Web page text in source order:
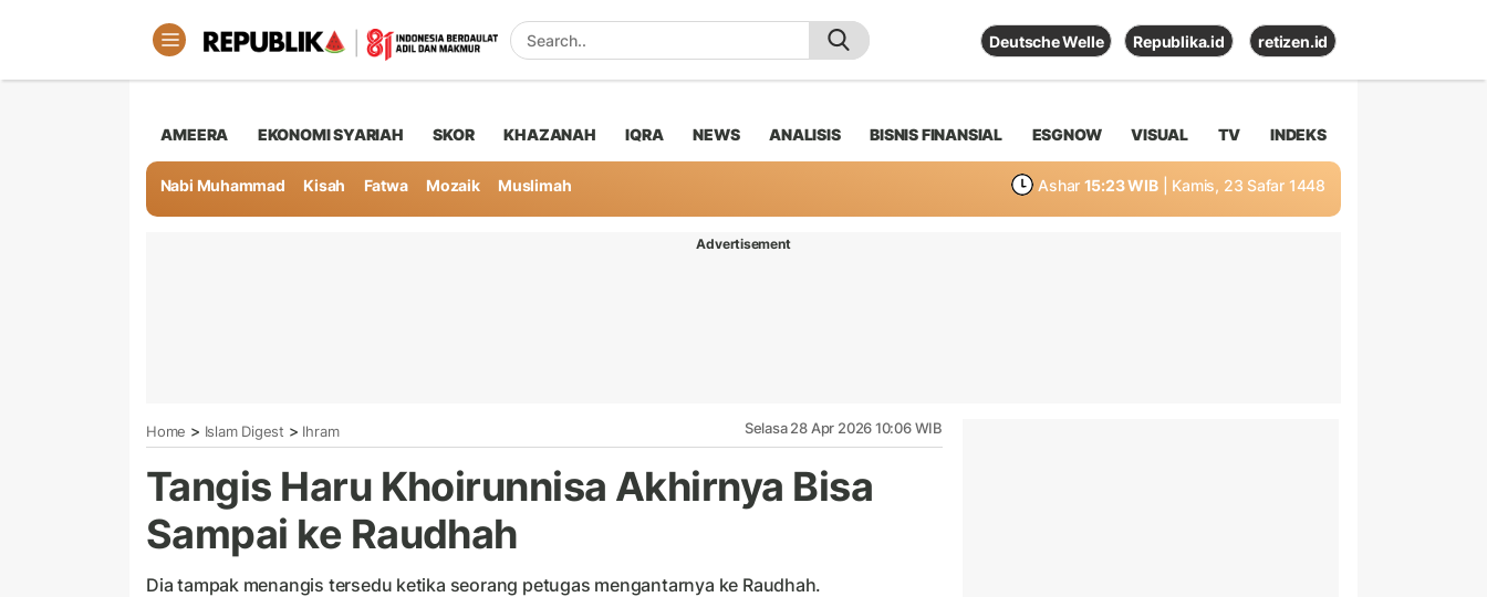
Deutsche Welle Republika.id retizen.id
AMEERA EKONOMI SYARIAH SKOR KHAZANAH IQRA NEWS ANALISIS BISNIS FINANSIAL ESGNOW VISUAL TV INDEKS
Nabi Muhammad Kisah Fatwa Mozaik Muslimah Ashar 15:23 WIB | Kamis, 23 Safar 1448
Advertisement
Home > Islam Digest > Ihram Selasa 28 Apr 2026 10:06 WIB
Tangis Haru Khoirunnisa Akhirnya Bisa
Sampai ke Raudhah
Dia tampak menangis tersedu ketika seorang petugas mengantarnya ke Raudhah.